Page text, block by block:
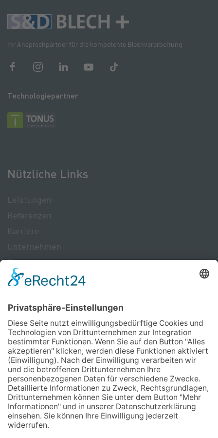
Ihr Ansprechpartner für die kompetente Blechverarbeitung
Technologiepartner
Nützliche Links
Leistungen
Referenzen
Karriere
Unternehmen
Blog+
Zertifikate
Kontakt
S&D Blechtechnologie GmbH
Rotenbergstraße 15
D- 54313 Zemmer
+49 6580 91348 0